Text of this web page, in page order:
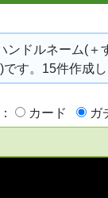
ンドルネーム(＋
す。15件作成
カード ガ